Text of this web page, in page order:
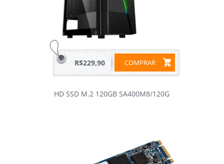
COMPRAR
R$229,90
HD SSD M.2 120GB SA400M8/120G